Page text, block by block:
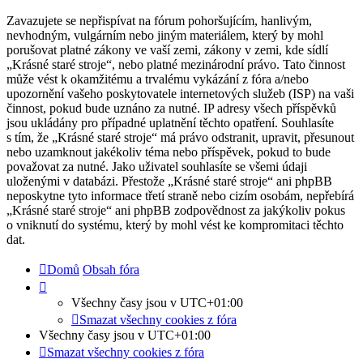
Zavazujete se nepřispívat na fórum pohoršujícím, hanlivým,
nevhodným, vulgárním nebo jiným materiálem, který by mohl
porušovat platné zákony ve vaší zemi, zákony v zemi, kde sídlí
„Krásné staré stroje“, nebo platné mezinárodní právo. Tato činnost
může vést k okamžitému a trvalému vykázání z fóra a/nebo
upozornění vašeho poskytovatele internetových služeb (ISP) na vaši
činnost, pokud bude uznáno za nutné. IP adresy všech příspěvků
jsou ukládány pro případné uplatnění těchto opatření. Souhlasíte
s tím, že „Krásné staré stroje“ má právo odstranit, upravit, přesunout
nebo uzamknout jakékoliv téma nebo příspěvek, pokud to bude
považovat za nutné. Jako uživatel souhlasíte se všemi údaji
uloženými v databázi. Přestože „Krásné staré stroje“ ani phpBB
neposkytne tyto informace třetí straně nebo cizím osobám, nepřebírá
„Krásné staré stroje“ ani phpBB zodpovědnost za jakýkoliv pokus
o vniknutí do systému, který by mohl vést ke kompromitaci těchto
dat.
Domů Obsah fóra
Všechny časy jsou v UTC+01:00
Smazat všechny cookies z fóra
Všechny časy jsou v UTC+01:00
Smazat všechny cookies z fóra